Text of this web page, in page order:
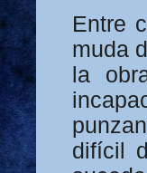
Entre
muda
la
difícil